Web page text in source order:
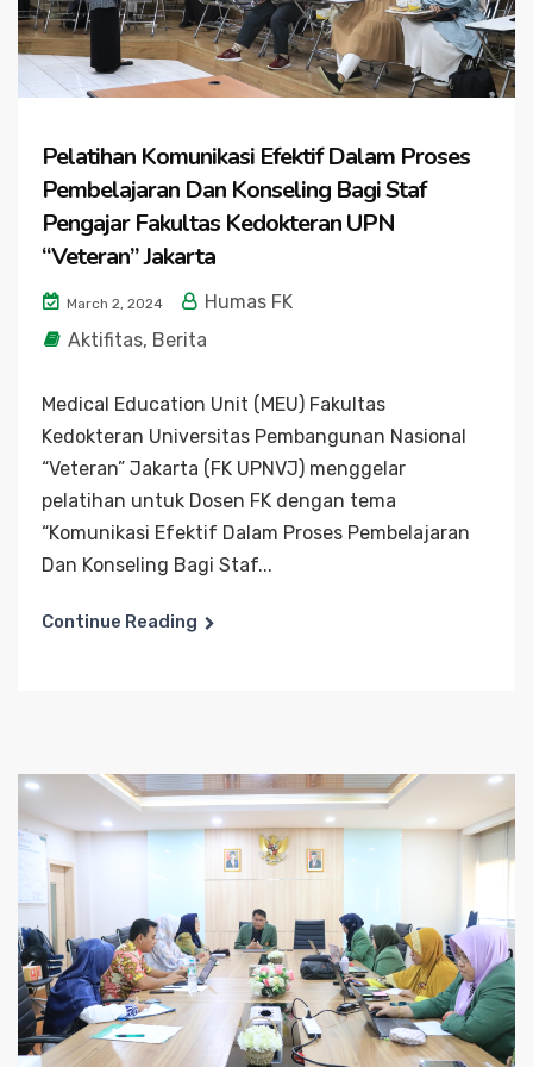
Pelatihan Komunikasi Efektif Dalam Proses
Pembelajaran Dan Konseling Bagi Staf
Pengajar Fakultas Kedokteran UPN
“Veteran” Jakarta
March 2, 2024
Humas FK
Aktifitas, Berita
Medical Education Unit (MEU) Fakultas
Kedokteran Universitas Pembangunan Nasional
“Veteran” Jakarta (FK UPNVJ) menggelar
pelatihan untuk Dosen FK dengan tema
“Komunikasi Efektif Dalam Proses Pembelajaran
Dan Konseling Bagi Staf...
Continue Reading